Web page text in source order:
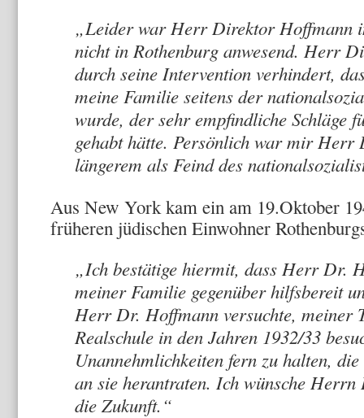
„Leider war Herr Direktor Hoffmann
nicht in Rothenburg anwesend. Herr
durch seine Intervention verhindert,
meine Familie seitens der
wurde, der sehr empfindliche Schläge
gehabt hätte. Persönlich war mir Herr
längerem als Feind des
Aus New York kam ein am 19.Oktober
früheren jüdischen Einwohner
„Ich bestätige hiermit, dass Herr Dr.
meiner Familie gegenüber hilfsbereit
Herr Dr. Hoffmann versuchte, meiner
Realschule in den Jahren 1932/33
Unannehmlichkeiten fern zu halten,
an sie herantraten. Ich wünsche
die Zukunft.“